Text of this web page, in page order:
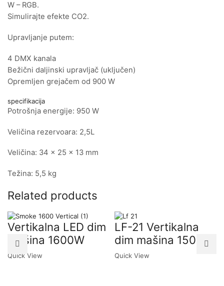
W – RGB.
Simulirajte efekte CO2.
Upravljanje putem:
4 DMX kanala
Bežični daljinski upravljač (uključen)
Opremljen grejačem od 900 W
specifikacija
Potrošnja energije: 950 W
Veličina rezervoara: 2,5L
Veličina: 34 x 25 x 13 mm
Težina: 5,5 kg
Related products
Vertikalna LED dim
mašina 1600W
Quick View
LF-21 Vertikalna
dim mašina 1500W
Quick View